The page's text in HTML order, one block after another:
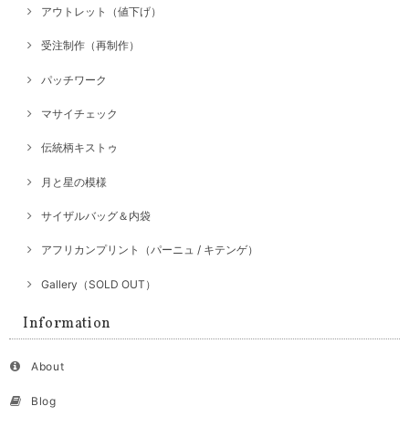
アウトレット（値下げ）
受注制作（再制作）
パッチワーク
マサイチェック
伝統柄キストゥ
月と星の模様
サイザルバッグ＆内袋
アフリカンプリント（パーニュ / キテンゲ）
Gallery（SOLD OUT）
Information
About
Blog